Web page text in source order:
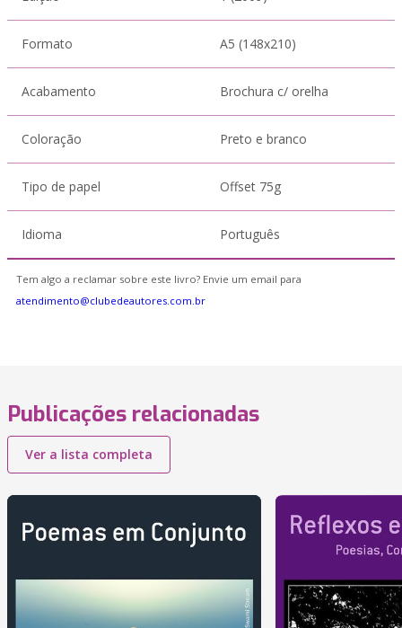
Formato A5 (148x210)
Acabamento Brochura c/ orelha
Coloração Preto e branco
Tipo de papel Offset 75g
Idioma Português
Tem algo a reclamar sobre este livro? Envie um email para
atendimento@clubedeautores.com.br
Publicações relacionadas
Ver a lista completa